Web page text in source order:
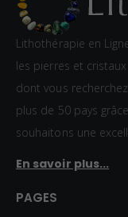
Lithothérapie en
les pierres et
dont vous
plus de 50 pays
souhaitons une
En savoir plus...
PAGES